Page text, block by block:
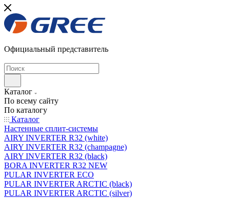
Официальный представитель
Каталог
По всему сайту
По каталогу
Каталог
Настенные сплит-системы
AIRY INVERTER R32 (white)
AIRY INVERTER R32 (champagne)
AIRY INVERTER R32 (black)
BORA INVERTER R32 NEW
PULAR INVERTER ECO
PULAR INVERTER ARCTIC (black)
PULAR INVERTER ARCTIC (silver)